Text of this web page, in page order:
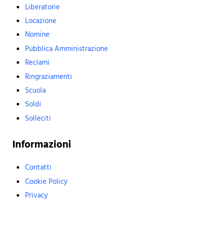
Liberatorie
Locazione
Nomine
Pubblica Amministrazione
Reclami
Ringraziamenti
Scuola
Soldi
Solleciti
Informazioni
Contatti
Cookie Policy
Privacy